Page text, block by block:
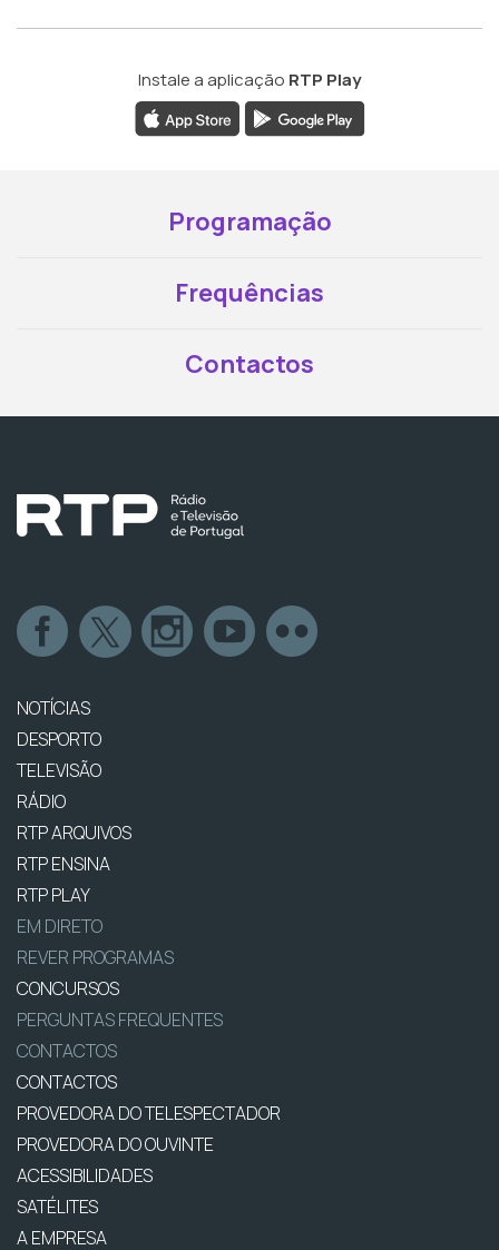
Instale a aplicação RTP Play
Programação
Frequências
Contactos
NOTÍCIAS
DESPORTO
TELEVISÃO
RÁDIO
RTP ARQUIVOS
RTP ENSINA
RTP PLAY
EM DIRETO
REVER PROGRAMAS
CONCURSOS
PERGUNTAS FREQUENTES
CONTACTOS
CONTACTOS
PROVEDORA DO TELESPECTADOR
PROVEDORA DO OUVINTE
ACESSIBILIDADES
SATÉLITES
A EMPRESA